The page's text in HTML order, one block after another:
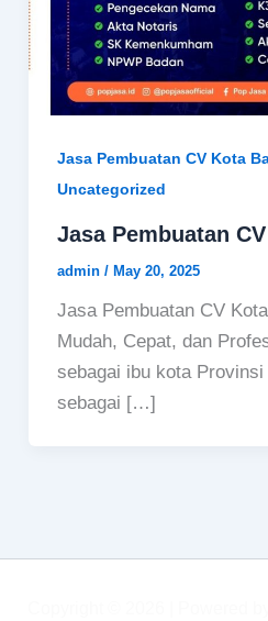
Jasa Pembuatan CV Kota
Uncategorized
Jasa Pembuatan
admin / May 20, 2025
Jasa Pembuatan CV
Mudah, Cepat, dan
sebagai ibu kota
sebagai […]